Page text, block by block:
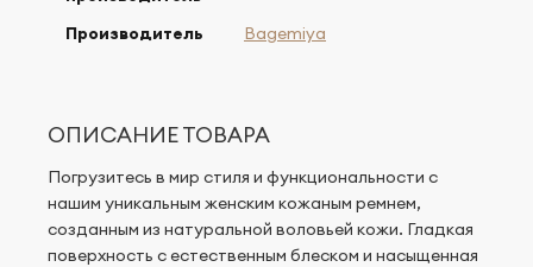
Производитель
Bagemiya
ОПИСАНИЕ ТОВАРА
Погрузитесь в мир стиля и функциональности с
нашим уникальным женским кожаным ремнем,
созданным из натуральной воловьей кожи. Гладкая
поверхность с естественным блеском и насыщенная